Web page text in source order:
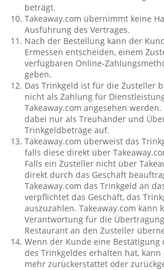
beträgt.
Takeaway.com übernimmt keine
Ausführung des Vertrages.
Nach der Bestellung kann der
Ermessen entscheiden, einem
verfügbaren Online-
geben.
Das Trinkgeld ist für die Zusteller
nicht als Zahlung für
Takeaway.com angesehen
dabei nur als Treuhänder und
Trinkgeldbeträge auf.
Takeaway.com überweist das
falls diese direkt über
Falls ein Zusteller nicht über
direkt durch das Geschäft
Takeaway.com das Trinkgeld an
verpflichtet das Geschäft, das
auszuzahlen. Takeaway.com kann
Verantwortung für die
Restaurant an den Zusteller
Wenn der Kunde eine
des Trinkgeldes erhalten hat,
mehr zurückerstattet oder